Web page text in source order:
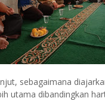
sebagaimana
utama dibandingkan